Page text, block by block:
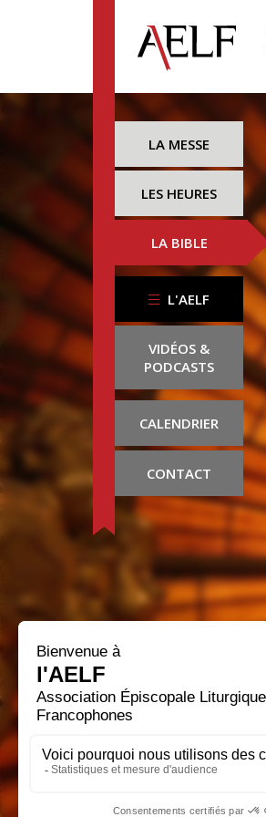
LA MESSE
LES HEURES
LA BIBLE
L'AELF
VIDÉOS &
PODCASTS
CALENDRIER
CONTACT